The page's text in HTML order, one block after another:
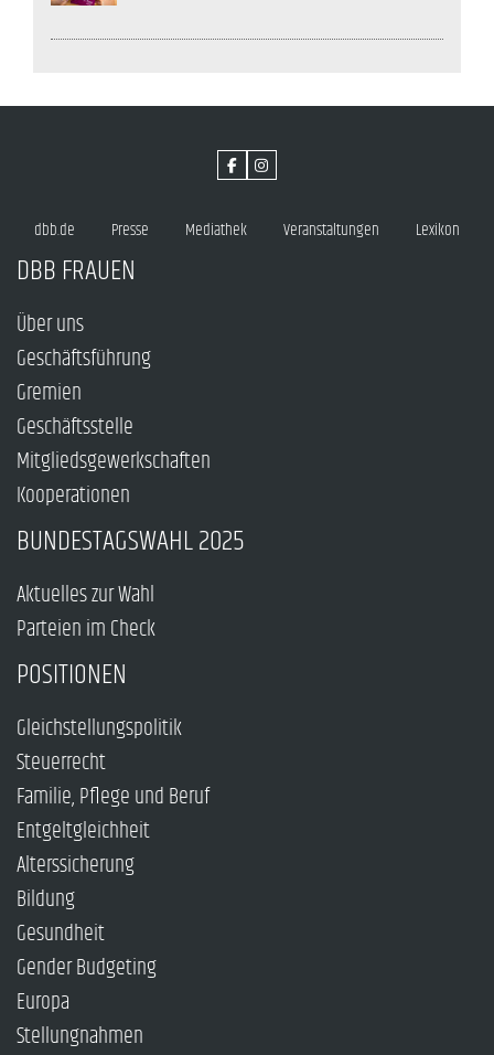
dbb.de Presse Mediathek Veranstaltungen Lexikon
DBB FRAUEN
Über uns
Geschäftsführung
Gremien
Geschäftsstelle
Mitgliedsgewerkschaften
Kooperationen
BUNDESTAGSWAHL 2025
Aktuelles zur Wahl
Parteien im Check
POSITIONEN
Gleichstellungspolitik
Steuerrecht
Familie, Pflege und Beruf
Entgeltgleichheit
Alterssicherung
Bildung
Gesundheit
Gender Budgeting
Europa
Stellungnahmen